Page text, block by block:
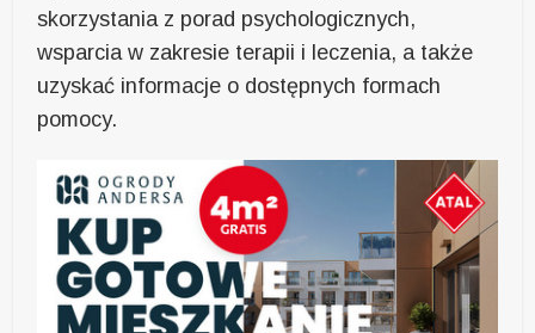
skorzystania z porad psychologicznych,
wsparcia w zakresie terapii i leczenia, a także
uzyskać informacje o dostępnych formach
pomocy.